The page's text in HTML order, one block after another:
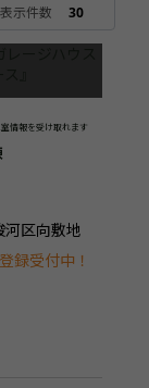
表示件数
情報を受け取れます
区向敷地
録受付中！